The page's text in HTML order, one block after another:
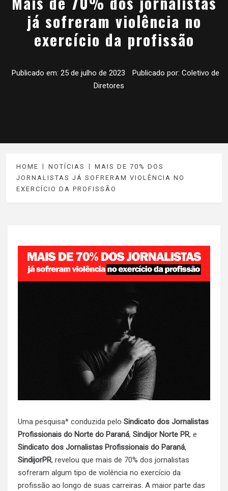
já sofreram violência no
exercício da profissão
Publicado em: 25 de julho de 2023 Publicado por: Coletivo de
Diretores
HOME NOTÍCIAS
MAIS DE 70% DOS
JORNALISTAS JÁ SOFRERAM VIOLÊNCIA NO
EXERCÍCIO DA PROFISSÃO
Uma pesquisa* conduzida pelo Sindicato dos Jornalistas
Profissionais do Norte do Paraná, Sindijor Norte PR, e
Sindicato dos Jornalistas Profissionais do Paraná,
SindijorPR, revelou que mais de 70% dos jornalistas
sofreram algum tipo de violência no exercício da
profissão ao longo de suas carreiras. A maior parte das